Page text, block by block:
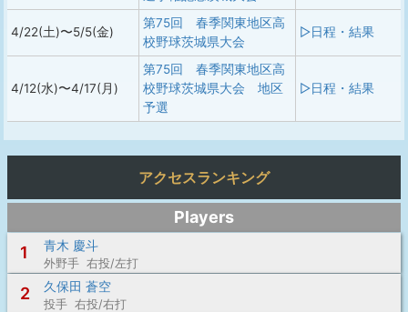
4/22(土)〜5/5(金)
第75回 春季関東地区高
校野球茨城県大会
▷日程・結果
4/12(水)〜4/17(月)
第75回 春季関東地区高
校野球茨城県大会 地区
予選
▷日程・結果
アクセスランキング
Players
1
青木 慶斗
外野手 右投/左打
2 久保田 蒼空
投手 右投/右打